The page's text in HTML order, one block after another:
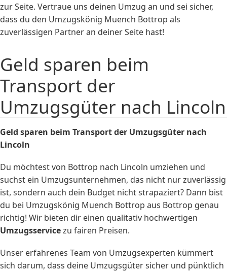
zur Seite. Vertraue uns deinen Umzug an und sei sicher,
dass du den Umzugskönig Muench Bottrop als
zuverlässigen Partner an deiner Seite hast!
Geld sparen beim
Transport der
Umzugsgüter nach Lincoln
Geld sparen beim Transport der Umzugsgüter nach
Lincoln
Du möchtest von Bottrop nach Lincoln umziehen und
suchst ein Umzugsunternehmen, das nicht nur zuverlässig
ist, sondern auch dein Budget nicht strapaziert? Dann bist
du bei Umzugskönig Muench Bottrop aus Bottrop genau
richtig! Wir bieten dir einen qualitativ hochwertigen
Umzugsservicezu fairen Preisen.
Unser erfahrenes Team von Umzugsexperten kümmert
sich darum, dass deine Umzugsgüter sicher und pünktlich